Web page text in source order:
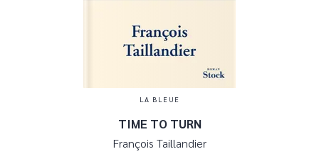
LA BLEUE
TIME TO TURN
François Taillandier